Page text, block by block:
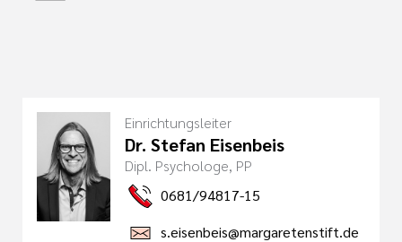
Einrichtungsleiter
Dr. Stefan Eisenbeis
Dipl. Psychologe, PP
0681/94817-15
s.eisenbeis@margaretenstift.de